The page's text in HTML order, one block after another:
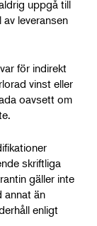
uppgå till
leveransen
för indirekt
vinst eller
oavsett om
skriftliga
gäller inte
annat än
enligt